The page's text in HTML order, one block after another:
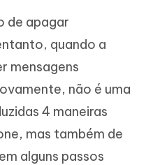
de apagar
quando a
mensagens
não é uma
4 maneiras
mas também de
alguns passos